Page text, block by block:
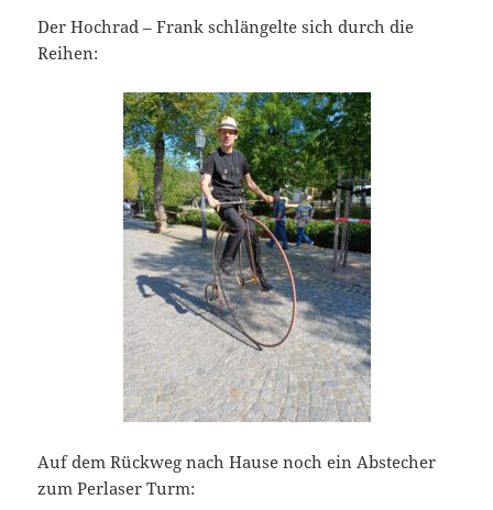
Der Hochrad – Frank schlängelte sich durch die
Reihen:
Auf dem Rückweg nach Hause noch ein Abstecher
zum Perlaser Turm: